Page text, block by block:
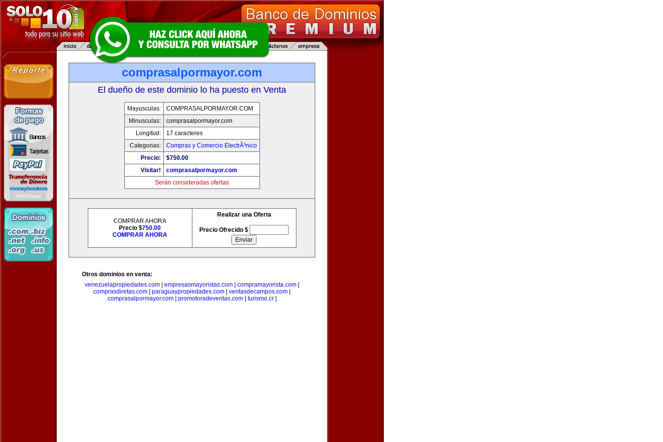
comprasalpormayor.com
El dueño de este dominio lo ha puesto en Venta
Mayusculas:
COMPRASALPORMAYOR.COM
Minusculas:
comprasalpormayor.com
Longitud:
17 caracteres
Categorias:
Compras y Comercio ElectrÃ³nico
Precio:
$750.00
Visitar!
comprasalpormayor.com
Serán consideradas ofertas
COMPRAR AHORA
Precio $750.00
COMPRAR AHORA
Realizar una Oferta
Precio Ofrecido $
Otros dominios en venta:
venezuelapropiedades.com| empresasmayoristas.com| compramayorista.com|
comprasdiretas.com
paraguaypropiedades.com ventasdecampos.com
comprasalpormayor.com| promotoradeventas.com| turismo.cr|